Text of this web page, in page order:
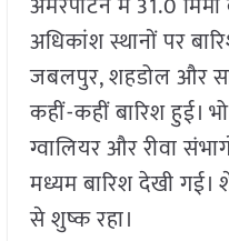
अधिकांश स्थानों पर
जबलपुर, शहडोल और
कहीं-कहीं बारिश हुई।
ग्वालियर और रीवा
मध्यम बारिश देखी
से शुष्क रहा।